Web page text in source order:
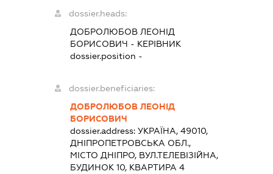
dossier.heads:
ДОБРОЛЮБОВ ЛЕОНІД
БОРИСОВИЧ - КЕРІВНИК
dossier.position -
dossier.beneficiaries:
ДОБРОЛЮБОВ ЛЕОНІД
БОРИСОВИЧ
dossier.address:УКРАЇНА, 49010,
ДНІПРОПЕТРОВСЬКА ОБЛ.,
МІСТО ДНІПРО, ВУЛ.ТЕЛЕВІЗІЙНА,
БУДИНОК 10, КВАРТИРА 4